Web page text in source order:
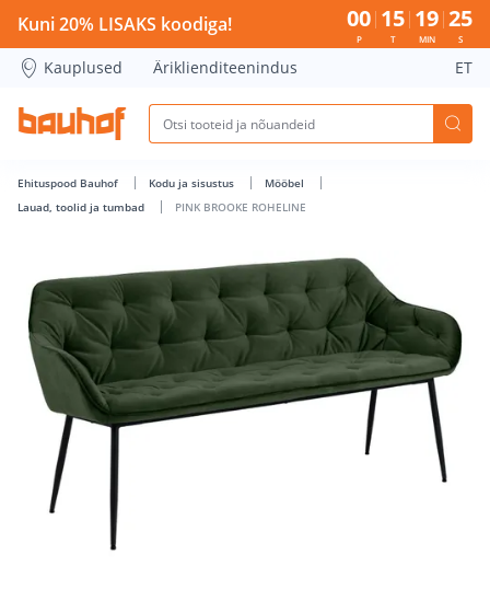
PINK BROOKE ROHELINE - Bauhof has loaded
Kuni 20% LISAKS koodiga! 00
P
15
T
19
MIN
24
S
Kauplused Äriklienditeenindus ET
Ehituspood Bauhof Kodu ja sisustus
Mööbel
Lauad, toolid ja tumbad
PINK BROOKE ROHELINE